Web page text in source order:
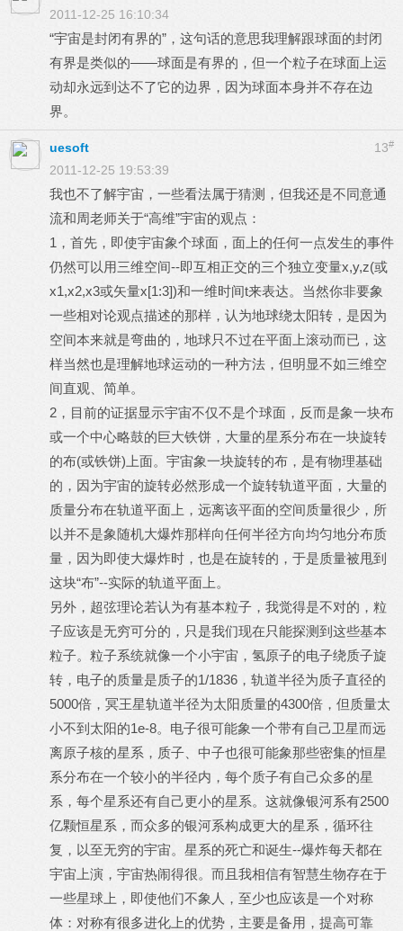
2011-12-25 16:10:34
“宇宙是封闭有界的”，这句话的意思我理解跟球面的封闭
有界是类似的——球面是有界的，但一个粒子在球面上运
动却永远到达不了它的边界，因为球面本身并不存在边
界。
13#
uesoft
2011-12-25 19:53:39
我也不了解宇宙，一些看法属于猜测，但我还是不同意通
流和周老师关于“高维”宇宙的观点：
1，首先，即使宇宙象个球面，面上的任何一点发生的事件
仍然可以用三维空间--即互相正交的三个独立变量x,y,z(或
x1,x2,x3或矢量x[1:3])和一维时间t来表达。当然你非要象
一些相对论观点描述的那样，认为地球绕太阳转，是因为
空间本来就是弯曲的，地球只不过在平面上滚动而已，这
样当然也是理解地球运动的一种方法，但明显不如三维空
间直观、简单。
2，目前的证据显示宇宙不仅不是个球面，反而是象一块布
或一个中心略鼓的巨大铁饼，大量的星系分布在一块旋转
的布(或铁饼)上面。宇宙象一块旋转的布，是有物理基础
的，因为宇宙的旋转必然形成一个旋转轨道平面，大量的
质量分布在轨道平面上，远离该平面的空间质量很少，所
以并不是象随机大爆炸那样向任何半径方向均匀地分布质
量，因为即使大爆炸时，也是在旋转的，于是质量被甩到
这块“布”--实际的轨道平面上。
另外，超弦理论若认为有基本粒子，我觉得是不对的，粒
子应该是无穷可分的，只是我们现在只能探测到这些基本
粒子。粒子系统就像一个小宇宙，氢原子的电子绕质子旋
转，电子的质量是质子的1/1836，轨道半径为质子直径的
5000倍，冥王星轨道半径为太阳质量的4300倍，但质量太
小不到太阳的1e-8。电子很可能象一个带有自己卫星而远
离原子核的星系，质子、中子也很可能象那些密集的恒星
系分布在一个较小的半径内，每个质子有自己众多的星
系，每个星系还有自己更小的星系。这就像银河系有2500
亿颗恒星系，而众多的银河系构成更大的星系，循环往
复，以至无穷的宇宙。星系的死亡和诞生--爆炸每天都在
宇宙上演，宇宙热闹得很。而且我相信有智慧生物存在于
一些星球上，即使他们不象人，至少也应该是一个对称
体：对称有很多进化上的优势，主要是备用，提高可靠